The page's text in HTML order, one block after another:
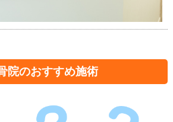
院のおすすめ施術